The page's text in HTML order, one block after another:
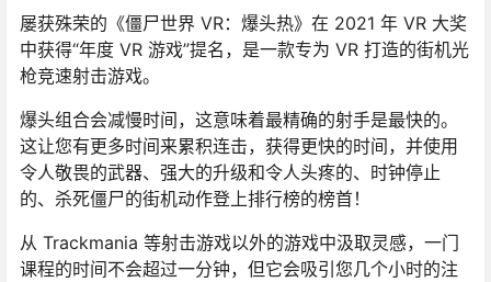
屡获殊荣的《僵尸世界 VR：爆头热》在 2021 年 VR 大奖
中获得“年度 VR 游戏”提名，是一款专为 VR 打造的街机光
枪竞速射击游戏。
爆头组合会减慢时间，这意味着最精确的射手是最快的。
这让您有更多时间来累积连击，获得更快的时间，并使用
令人敬畏的武器、强大的升级和令人头疼的、时钟停止
的、杀死僵尸的街机动作登上排行榜的榜首！
从 Trackmania 等射击游戏以外的游戏中汲取灵感，一门
课程的时间不会超过一分钟，但它会吸引您几个小时的注